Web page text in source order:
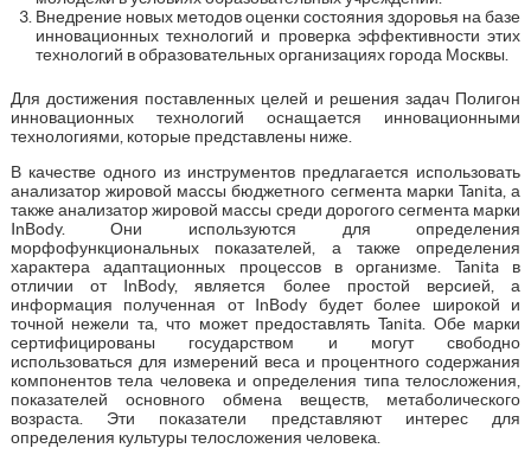
Внедрение новых методов оценки состояния здоровья на базе
инновационных технологий и проверка эффективности этих
технологий в образовательных организациях города Москвы.
Для достижения поставленных целей и решения задач Полигон
инновационных технологий оснащается инновационными
технологиями, которые представлены ниже.
В качестве одного из инструментов предлагается использовать
анализатор жировой массы бюджетного сегмента марки Tanita, а
также анализатор жировой массы среди дорогого сегмента марки
InBody. Они используются для определения
морфофункциональных показателей, а также определения
характера адаптационных процессов в организме. Tanita в
отличии от InBody, является более простой версией, а
информация полученная от InBody будет более широкой и
точной нежели та, что может предоставлять Tanita. Обе марки
сертифицированы государством и могут свободно
использоваться для измерений веса и процентного содержания
компонентов тела человека и определения типа телосложения,
показателей основного обмена веществ, метаболического
возраста. Эти показатели представляют интерес для
определения культуры телосложения человека.